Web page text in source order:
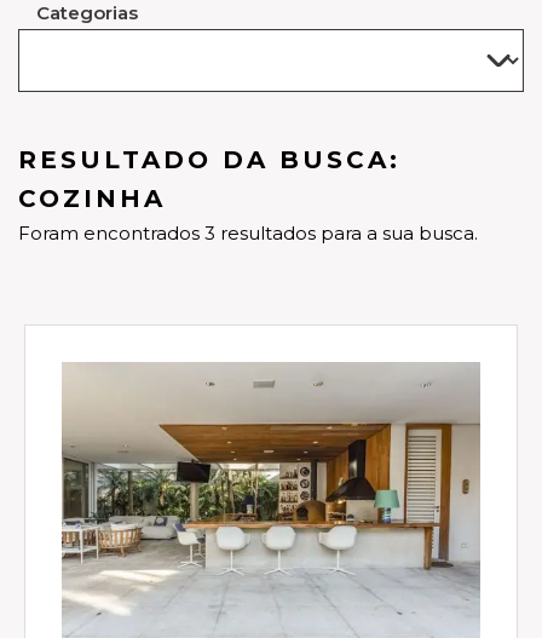
Categorias
RESULTADO DA BUSCA:
COZINHA
Foram encontrados 3 resultados para a sua busca.